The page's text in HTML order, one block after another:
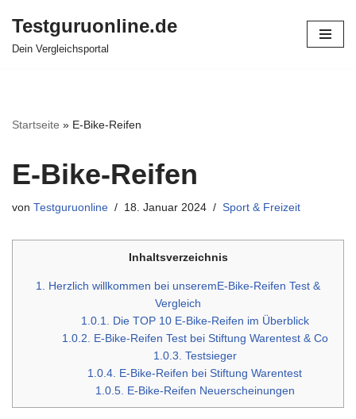
Zum
Testguruonline.de
Dein Vergleichsportal
Startseite » E-Bike-Reifen
E-Bike-Reifen
von Testguruonline 18. Januar 2024 Sport & Freizeit
Inhaltsverzeichnis
1. Herzlich willkommen bei unseremE-Bike-Reifen Test &
Vergleich
1.0.1. Die TOP 10 E-Bike-Reifen im Überblick
1.0.2. E-Bike-Reifen Test bei Stiftung Warentest & Co
1.0.3. Testsieger
1.0.4. E-Bike-Reifen bei Stiftung Warentest
1.0.5. E-Bike-Reifen Neuerscheinungen